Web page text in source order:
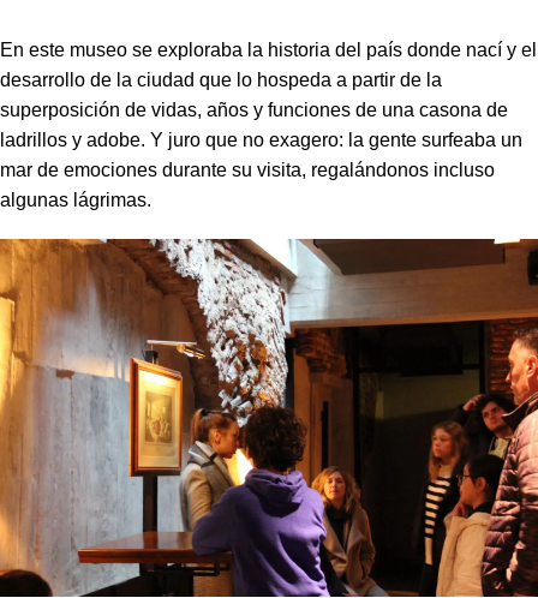
En este museo se exploraba la historia del país donde nací y el
desarrollo de la ciudad que lo hospeda a partir de la
superposición de vidas, años y funciones de una casona de
ladrillos y adobe. Y juro que no exagero: la gente surfeaba un
mar de emociones durante su visita, regalándonos incluso
algunas lágrimas.